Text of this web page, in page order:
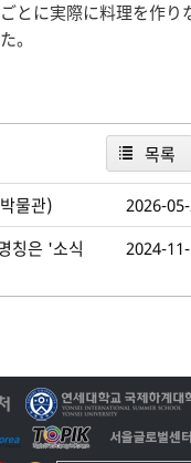
とに実際に料理を作り
。
목록
물관)
2026-
칭은 '소식
2024-